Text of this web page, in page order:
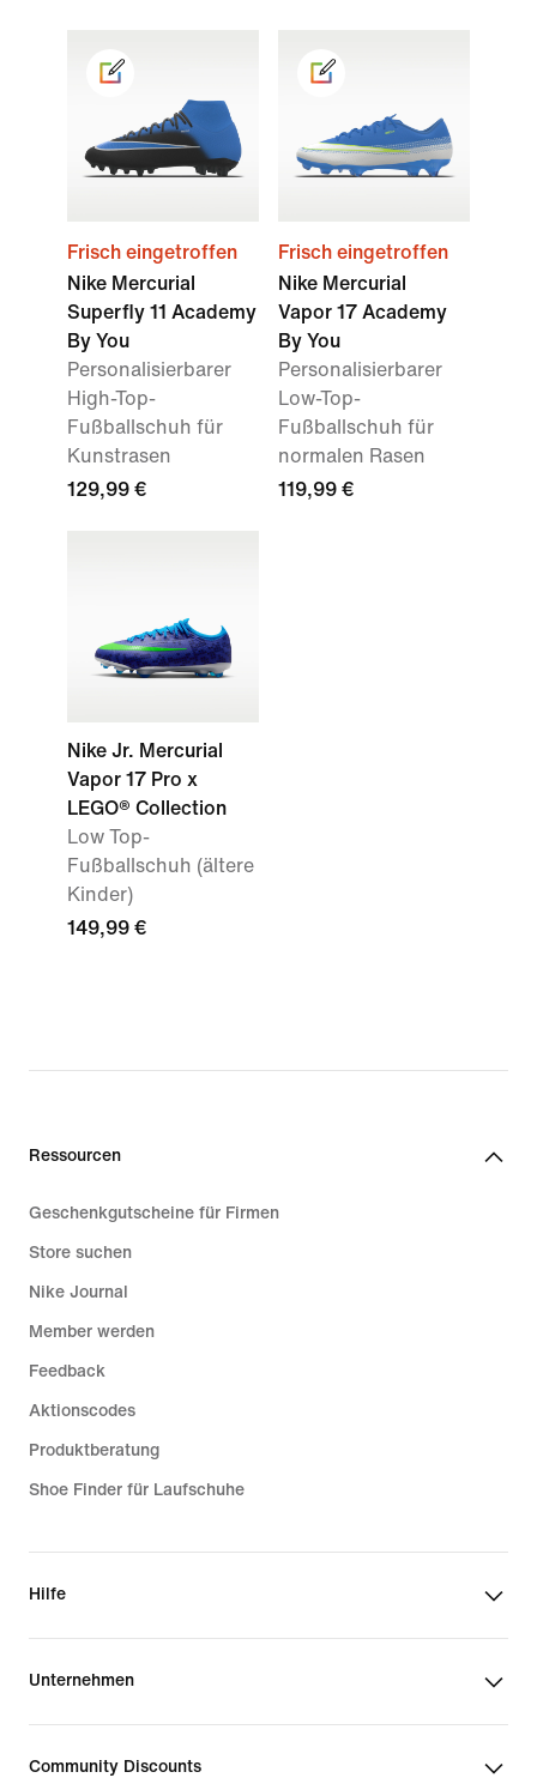
Frisch eingetroffen
Nike Mercurial
Superfly 11 Academy
By You
Personalisierbarer
High-Top-
Fußballschuh für
Kunstrasen
129,99 €
Frisch eingetroffen
Nike Mercurial
Vapor 17 Academy
By You
Personalisierbarer
Low-Top-
Fußballschuh für
normalen Rasen
119,99 €
Nike Jr. Mercurial
Vapor 17 Pro x
LEGO® Collection
Low Top-
Fußballschuh (ältere
Kinder)
149,99 €
Ressourcen
Geschenkgutscheine für Firmen
Store suchen
Nike Journal
Member werden
Feedback
Aktionscodes
Produktberatung
Shoe Finder für Laufschuhe
Hilfe
Unternehmen
Community Discounts